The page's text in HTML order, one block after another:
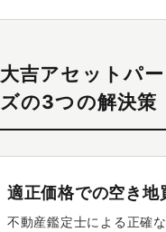
大吉アセットパ
ズの3つの解決策
適正価格での空き地
不動産鑑定士による正確